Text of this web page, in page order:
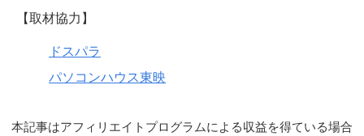
【取材協力】
ドスパラ
パソコンハウス東映
本記事はアフィリエイトプログラムによる収益を得ている場合